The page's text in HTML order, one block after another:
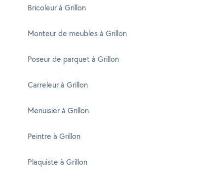
Bricoleur à Grillon
Monteur de meubles à Grillon
Poseur de parquet à Grillon
Carreleur à Grillon
Menuisier à Grillon
Peintre à Grillon
Plaquiste à Grillon